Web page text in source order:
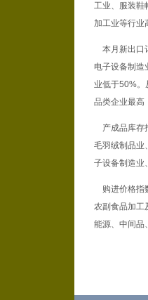
工业、服装鞋
加工业等行业
本月新出口
电子设备制造
业低于50%。
品类企业最高
产成品库存
毛羽绒制品业
子设备制造业
购进价格指
农副食品加工
能源、中间品